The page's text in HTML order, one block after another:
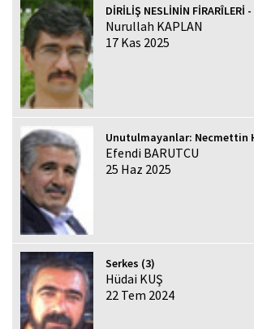
DİRİLİŞ NESLİNİN FİRARÎLERİ
Nurullah KAPLAN
17 Kas 2025
Unutulmayanlar: Necmettin
Efendi BARUTCU
25 Haz 2025
Serkes (3)
Hüdai KUŞ
22 Tem 2024